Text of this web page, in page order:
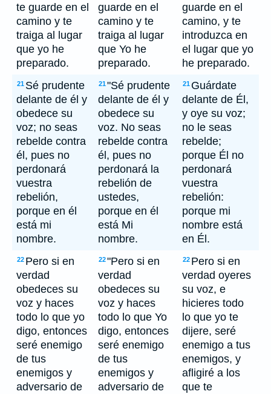
te guarde en el
camino y te
traiga al lugar
que yo he
preparado.
guarde en el
camino y te
traiga al lugar
que Yo he
preparado.
guarde en el
camino, y te
introduzca en
el lugar que yo
he preparado.
21 Sé prudente
delante de él y
obedece su
voz; no seas
rebelde contra
él, pues no
perdonará
vuestra
rebelión,
porque en él
está mi
nombre.
21"Sé prudente
delante de él y
obedece su
voz. No seas
rebelde contra
él, pues no
perdonará la
rebelión de
ustedes,
porque en él
está Mi
nombre.
21 Guárdate
delante de Él,
y oye su voz;
no le seas
rebelde;
porque Él no
perdonará
vuestra
rebelión:
porque mi
nombre está
en Él.
22 Pero si en
verdad
obedeces su
voz y haces
todo lo que yo
digo, entonces
seré enemigo
de tus
enemigos y
adversario de
22"Pero si en
verdad
obedeces su
voz y haces
todo lo que Yo
digo, entonces
seré enemigo
de tus
enemigos y
adversario de
22 Pero si en
verdad oyeres
su voz, e
hicieres todo
lo que yo te
dijere, seré
enemigo a tus
enemigos, y
afligiré a los
que te